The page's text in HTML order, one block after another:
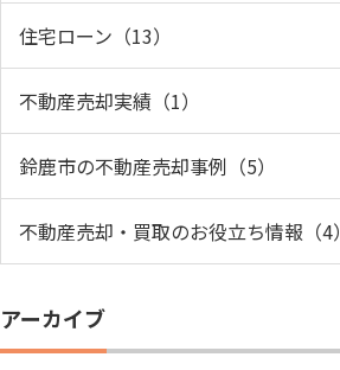
住宅ローン（13）
不動産売却実績（1）
鈴鹿市の不動産売却事例（5）
不動産売却・買取のお役立ち情報（4）
アーカイブ